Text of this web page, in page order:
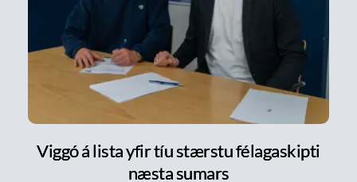
Viggó á lista yfir tíu stærstu félagaskipti
næsta sumars